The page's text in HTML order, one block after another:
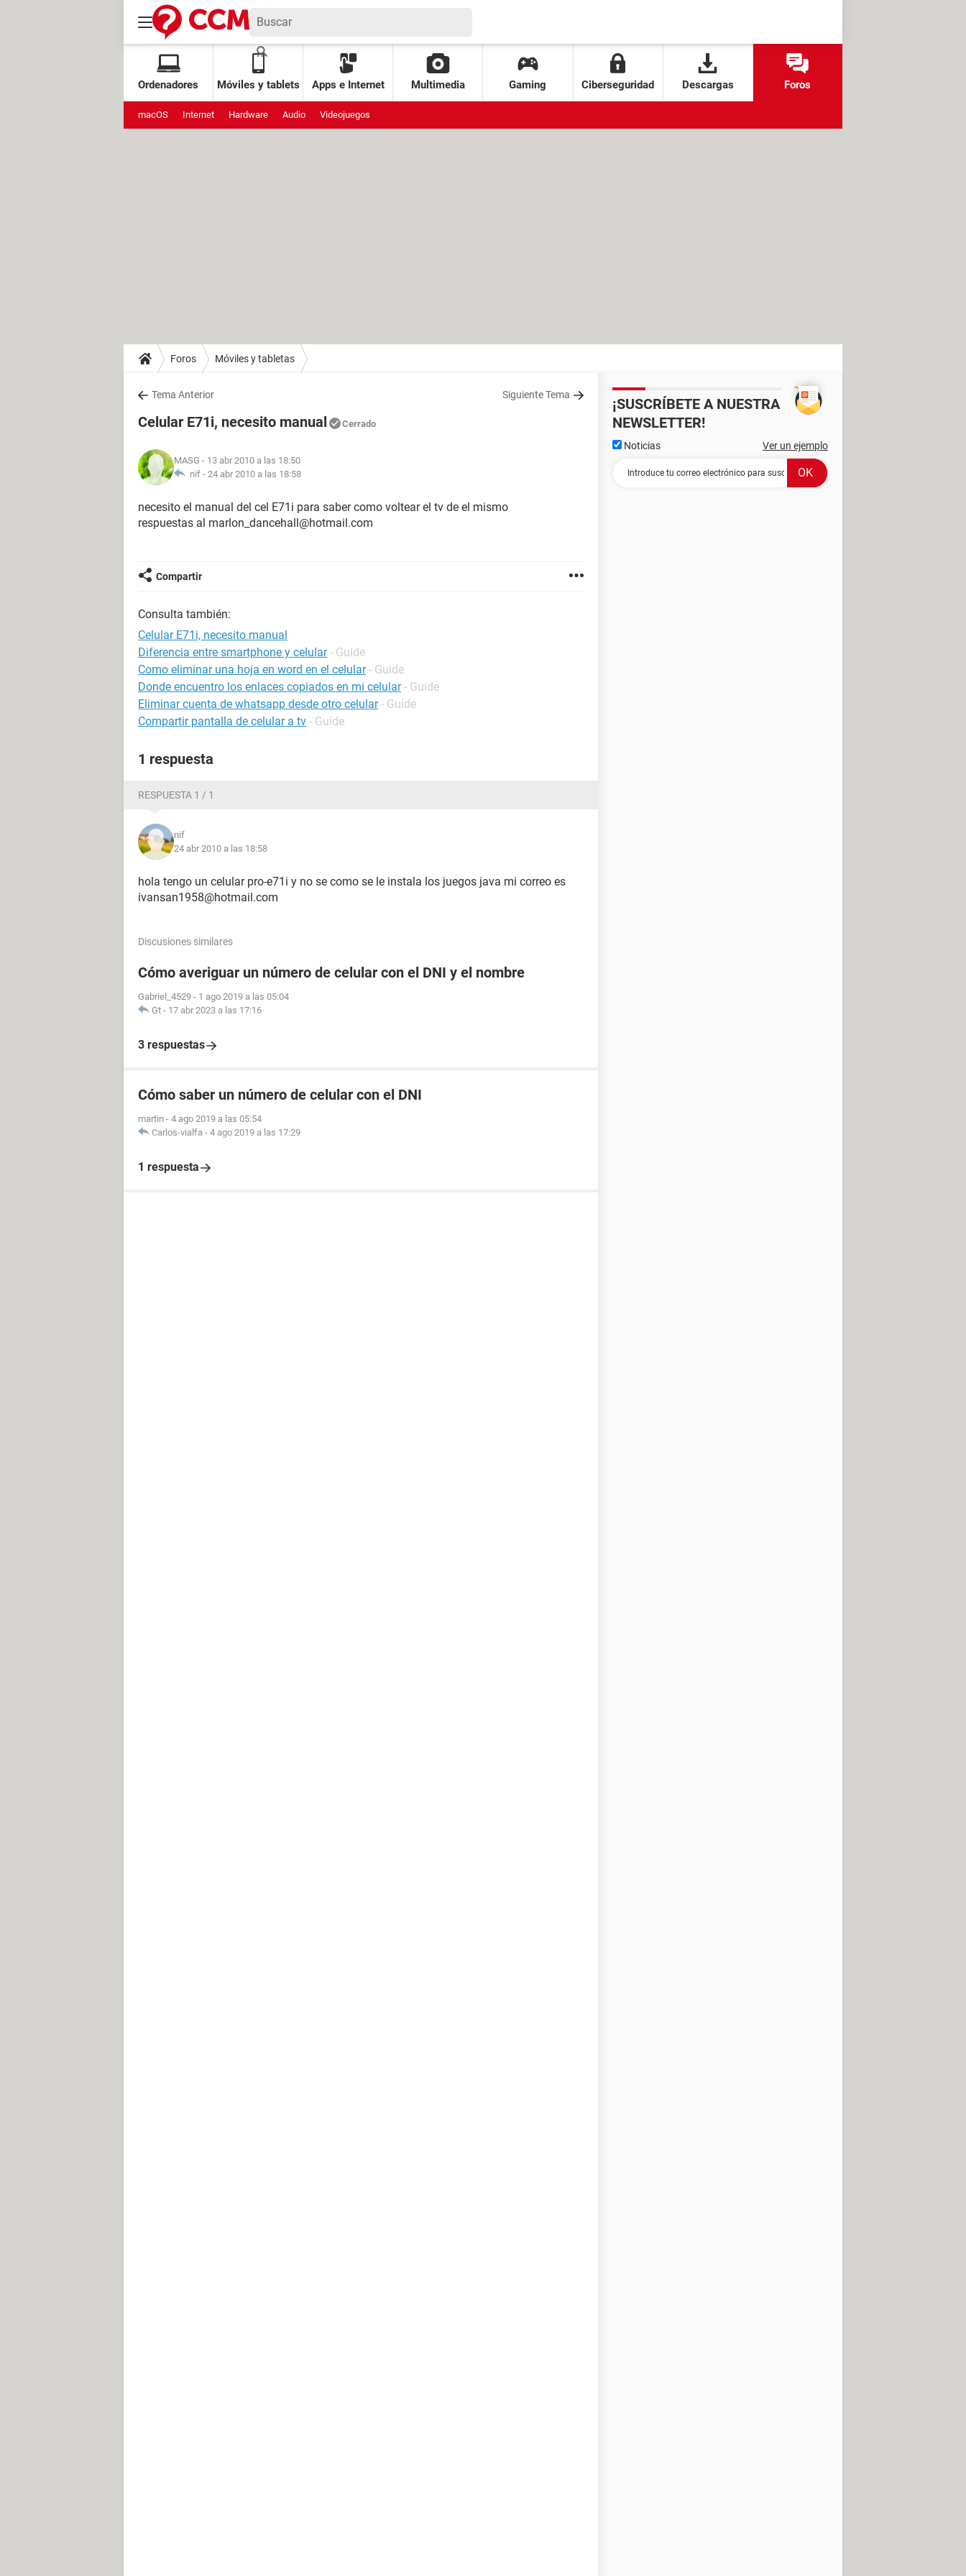
Ordenadores Móviles y tablets Apps e Internet Multimedia Gaming Ciberseguridad Descargas Foros
macOS Internet Hardware Audio Videojuegos
Foros Móviles y tabletas
Tema Anterior Siguiente Tema
Celular E71i, necesito manual Cerrado
MASG - 13 abr 2010 a las 18:50
nif - 24 abr 2010 a las 18:58
necesito el manual del cel E71i para saber como voltear el tv de el mismo
respuestas al marlon_dancehall@hotmail.com
Compartir
Consulta también:
Celular E71i, necesito manual
Diferencia entre smartphone y celular - Guide
Como eliminar una hoja en word en el celular - Guide
Donde encuentro los enlaces copiados en mi celular - Guide
Eliminar cuenta de whatsapp desde otro celular - Guide
Compartir pantalla de celular a tv - Guide
1 respuesta
RESPUESTA 1 / 1
nif
24 abr 2010 a las 18:58
hola tengo un celular pro-e71i y no se como se le instala los juegos java mi correo es
ivansan1958@hotmail.com
Discusiones similares
Cómo averiguar un número de celular con el DNI y el nombre
Gabriel_4529 - 1 ago 2019 a las 05:04
Gt - 17 abr 2023 a las 17:16
3 respuestas
Cómo saber un número de celular con el DNI
martin - 4 ago 2019 a las 05:54
Carlos-vialfa - 4 ago 2019 a las 17:29
1 respuesta
¡SUSCRÍBETE A NUESTRA
NEWSLETTER!
Noticias Ver un ejemplo